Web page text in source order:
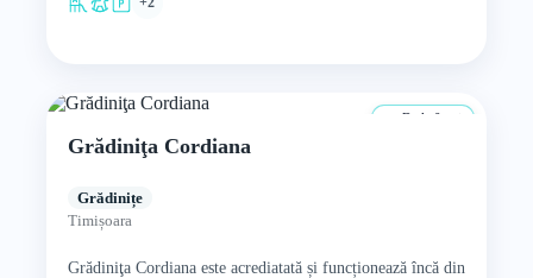
De la 0 ani
Grădiniţa Cordiana
Grădinițe
Timișoara
Grădiniţa Cordiana este acrediatată și funcționează încă din